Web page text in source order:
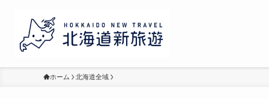
ホーム 北海道全域